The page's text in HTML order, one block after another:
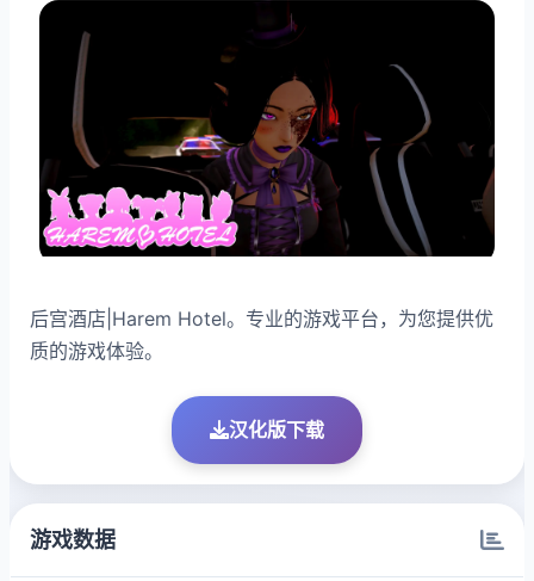
后宫酒店|Harem Hotel。专业的游戏平台，为您提供优
质的游戏体验。
汉化版下载
游戏数据